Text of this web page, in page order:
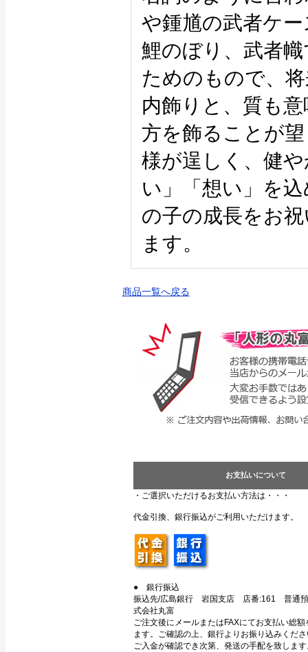
や鍾馗の武者ケ
鯉のぼり、武者
ためのもので、
内飾りと、質も
方を飾ることが
様が逞しく、健
い」「想い」を
の子の成長をお
ます。
商品一覧へ戻る
お支払いについて
・ご選択いただけるお支払い方法は・・・
代金引換、銀行振込がご利用いただけます。
● 銀行振込
振込先/広島銀行 岩国支店 店番:161 普通
式会社丸富
ご注文後にメールまたはFAXにてお支払い総
ます。ご確認の上、銀行よりお振り込みくだ
ご入金が確認でき次第、発送の手配を致しま